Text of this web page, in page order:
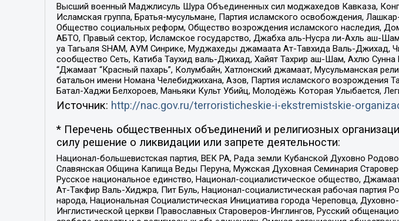
Высший военный Маджлисуль Шура Объединенных сил моджахедов Кавказа,
Исламская группа, Братья-мусульмане, Партия исламского освобождения,
Общество социальных реформ, Общество возрождения исламского наследия,
АБТО, Правый сектор, Исламское государство, Джабха аль-Нусра ли-Ахль аш-
уа Тагьаля SHAM, АУМ Синрике, Муджахеды джамаата Ат-Тавхида Валь-Джихад,
сообщество Сеть, Катиба Таухид валь-Джихад, Хайят Тахрир аш-Шам, Ахлю
“Джамаат “Красный пахарь”, Колумбайн, Хатлонский джамаат, Мусульманская
батальон имени Номана Челебиджихана, Азов, Партия исламского возрождения
Батал-Хаджи Белхороев, Маньяки Культ Убийц, Молодёжь Которая Улыбается,
Источник: http://nac.gov.ru/terroristicheskie-i-ekstremistskie-
* Перечень общественных объединений и религиозных
силу решение о ликвидации или запрете деятельности:
Национал-большевистская партия, ВЕК РА, Рада земли Кубанской Духовно
Славянская Община Капища Веды Перуна, Мужская Духовная Семинария
Русское национальное единство, Национал-социалистическое общество,
Ат-Такфир Валь-Хиджра, Пит Буль, Национал-социалистическая рабочая
народа, Национальная Социалистическая Инициатива города Череповца,
Инглистической церкви Православных Староверов-Инглингов, Русский